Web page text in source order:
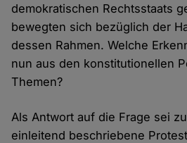
demokratischen Rechtsstaats
bewegten sich bezüglich der
dessen Rahmen. Welche
nun aus den konstitutionellen
Themen?
Als Antwort auf die Frage sei
einleitend beschriebene